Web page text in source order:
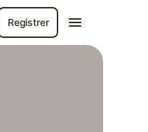
Registrer